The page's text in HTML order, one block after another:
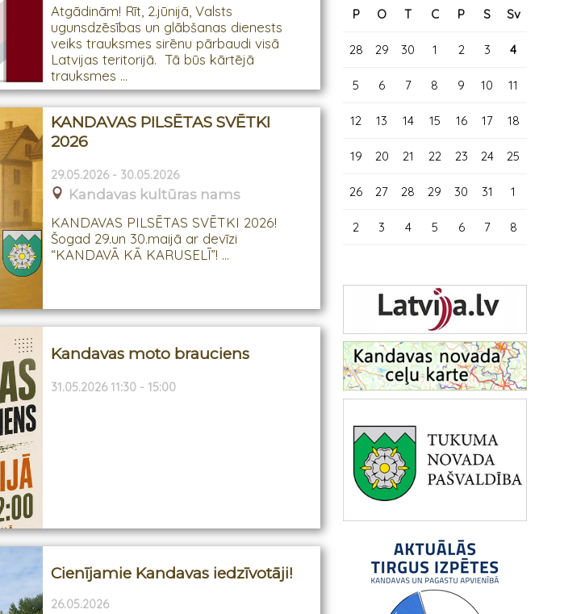
Atgādinām! Rīt, 2.jūnijā, Valsts
ugunsdzēsības un glābšanas dienests
veiks trauksmes sirēnu pārbaudi visā
Latvijas teritorijā. Tā būs kārtējā
trauksmes ...
KANDAVAS PILSĒTAS SVĒTKI
2026
29.05.2026 - 30.05.2026
Kandavas kultūras nams
KANDAVAS PILSĒTAS SVĒTKI 2026!
Šogad 29.un 30.maijā ar devīzi
“KANDAVĀ KĀ KARUSELĪ”! ...
Kandavas moto brauciens
31.05.2026 11:30 - 15:00
Cienījamie Kandavas iedzīvotāji!
26.05.2026
P O T C P S Sv
28 29 30 1 2 3 4
5 6 7 8 9 10 11
12 13 14 15 16 17 18
19 20 21 22 23 24 25
26 27 28 29 30 31 1
2 3 4 5 6 7 8